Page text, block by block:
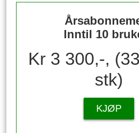
Inntil 10
Kr 3 300,-,
stk)
KJØP